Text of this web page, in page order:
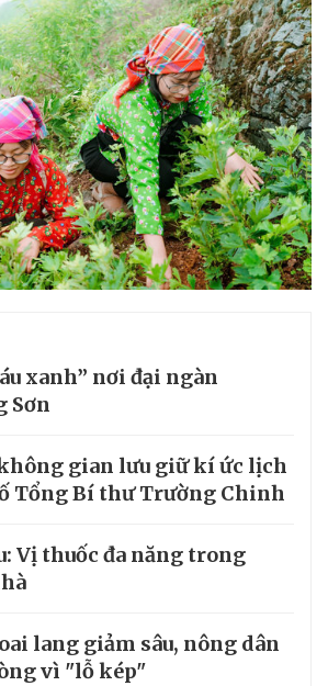
xanh” nơi đại ngàn
Sơn
gian lưu giữ kí ức lịch
Tổng Bí thư Trường Chinh
Vị thuốc đa năng trong
lang giảm sâu, nông dân
vì "lỗ kép"